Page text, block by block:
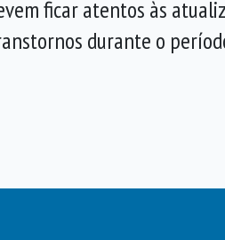
ficar atentos às
durante o